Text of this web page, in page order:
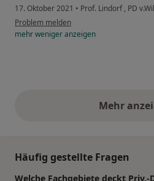
17. Oktober 2021 • Prof. Lindorf , PD
Problem melden
mehrwenigeranzeigen
Mehr
Häufig gestellte Fragen
Welche Fachgebiete deckt Priv.-